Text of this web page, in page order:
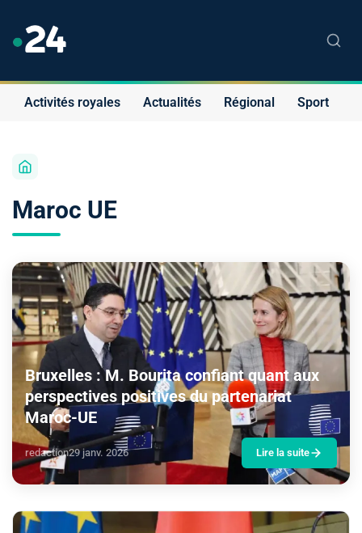
Activités royales Actualités Régional Sport
Maroc UE
Bruxelles : M. Bourita confiant quant aux
perspectives positives du partenariat
Maroc-UE
redaction29 janv. 2026 Lire la suite